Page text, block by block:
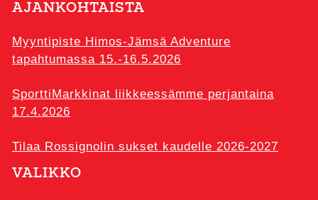
AJANKOHTAISTA
Myyntipiste Himos-Jämsä Adventure
tapahtumassa 15.-16.5.2026
SporttiMarkkinat liikkeessämme perjantaina
17.4.2026
Tilaa Rossignolin sukset kaudelle 2026-2027
VALIKKO